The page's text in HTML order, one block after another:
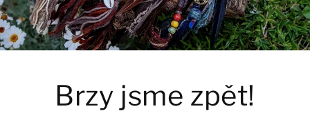
Brzy jsme zpět!